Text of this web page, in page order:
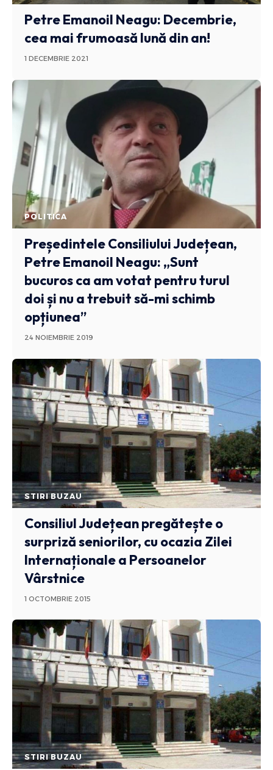
Petre Emanoil Neagu: Decembrie,
cea mai frumoasă lună din an!
1 DECEMBRIE 2021
POLITICA
Președintele Consiliului Județean,
Petre Emanoil Neagu: „Sunt
bucuros ca am votat pentru turul
doi și nu a trebuit să-mi schimb
opțiunea”
24 NOIEMBRIE 2019
STIRI BUZAU
Consiliul Județean pregătește o
surpriză seniorilor, cu ocazia Zilei
Internaționale a Persoanelor
Vârstnice
1 OCTOMBRIE 2015
STIRI BUZAU